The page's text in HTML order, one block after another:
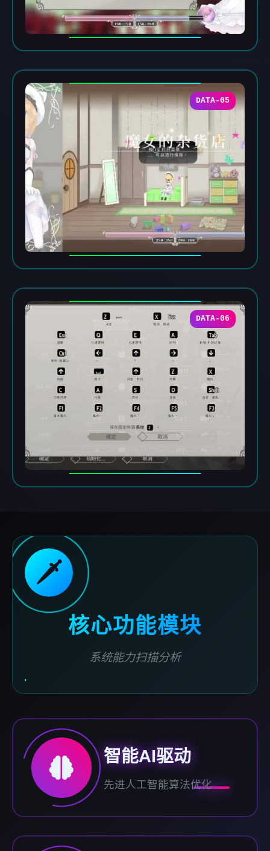
DATA-05
DATA-06
🗡️
核心功能模块
系统能力扫描分析
智能AI驱动
先进人工智能算法优化